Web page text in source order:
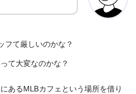
フて厳しいのかな？
て大変なのかな？
あるMLBカフェという場所を借り